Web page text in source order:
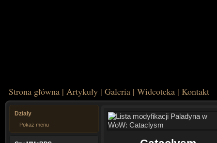
Strona główna | Artykuły | Galeria | Wideoteka | Kontakt
Działy
Pokaż menu